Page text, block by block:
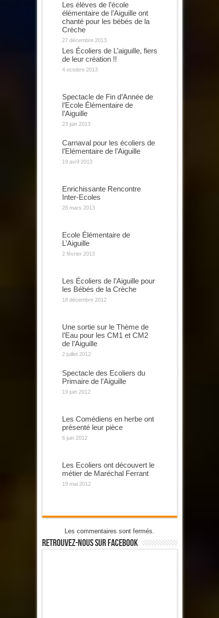
Les élèves de l’école
élémentaire de l’Aiguille ont
chanté pour les bébés de la
Crèche
27 décembre 2013
Les Écoliers de L’aiguille, fiers
de leur création !!
4 octobre 2013
Spectacle de Fin d’Année de
l’Ecole Élémentaire de
l’Aiguille
23 juin 2013
Carnaval pour les écoliers de
l’Elémentaire de l’Aiguille
19 avril 2013
Enrichissante Rencontre
Inter-Ecoles
28 mars 2013
Ecole Élémentaire de
L’Aiguille
2 février 2013
Les Écoliers de l’Aiguille pour
les Bébés de la Crèche
18 décembre 2012
Une sortie sur le Thème de
l’Eau pour les CM1 et CM2
de l’Aiguille
2 juillet 2012
Spectacle des Ecoliers du
Primaire de l’Aiguille
19 juin 2012
Les Comédiens en herbe ont
présenté leur pièce
6 juin 2012
Les Ecoliers ont découvert le
métier de Maréchal Ferrant
19 mai 2012
Les commentaires sont fermés.
Retrouvez-Nous Sur Facebook